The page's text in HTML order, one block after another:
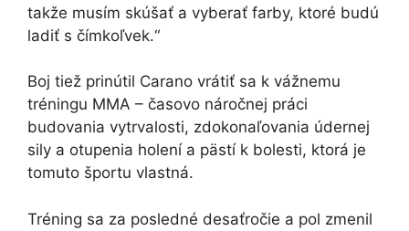
takže musím skúšať a vyberať farby, ktoré budú
ladiť s čímkoľvek.“
Boj tiež prinútil Carano vrátiť sa k vážnemu
tréningu MMA – časovo náročnej práci
budovania vytrvalosti, zdokonaľovania údernej
sily a otupenia holení a pästí k bolesti, ktorá je
tomuto športu vlastná.
Tréning sa za posledné desaťročie a pol zmenil